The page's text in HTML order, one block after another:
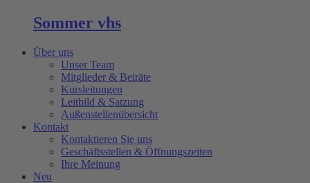
Sommer vhs
Über uns
Unser Team
Mitglieder & Beiräte
Kursleitungen
Leitbild & Satzung
Außenstellenübersicht
Kontakt
Kontaktieren Sie uns
Geschäftsstellen & Öffnungszeiten
Ihre Meinung
Neu